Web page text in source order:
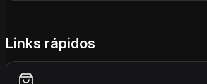
Links rápidos